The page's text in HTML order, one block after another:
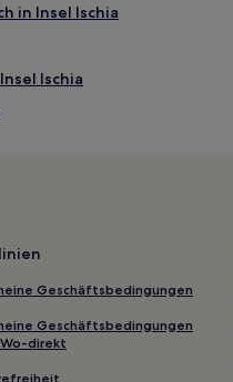
in Insel Ischia
Ischia
in Forio
von Sorgeto
Grado
Geschäftsbedingungen
Geschäftsbedingungen
direkt